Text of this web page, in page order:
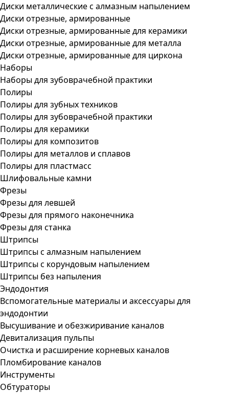
Диски металлические с алмазным напылением
Диски отрезные, армированные
Диски отрезные, армированные для керамики
Диски отрезные, армированные для металла
Диски отрезные, армированные для циркона
Наборы
Наборы для зубоврачебной практики
Полиры
Полиры для зубных техников
Полиры для зубоврачебной практики
Полиры для керамики
Полиры для композитов
Полиры для металлов и сплавов
Полиры для пластмасс
Шлифовальные камни
Фрезы
Фрезы для левшей
Фрезы для прямого наконечника
Фрезы для станка
Штрипсы
Штрипсы c алмазным напылением
Штрипсы c корундовым напылением
Штрипсы без напыления
Эндодонтия
Вспомогательные материалы и аксессуары для
эндодонтии
Высушивание и обезжиривание каналов
Девитализация пульпы
Очистка и расширение корневых каналов
Пломбирование каналов
Инструменты
Обтураторы